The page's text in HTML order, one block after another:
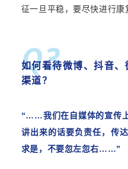
征一旦平稳，要尽快进行康
Q3
如何看待微博、抖音
渠道？
“……我们在自媒体的宣传
讲出来的话要负责任， 传
求是，不要忽左忽右……”